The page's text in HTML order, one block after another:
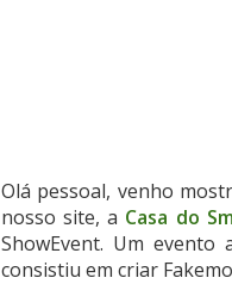
Olá pessoal, venho
nosso site, a Casa do
ShowEvent. Um
consistiu em criar